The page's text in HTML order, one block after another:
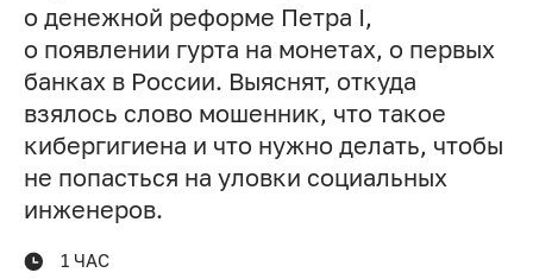
о денежной реформе Петра I,
о появлении гурта на монетах, о первых
банках в России. Выяснят, откуда
взялось слово мошенник, что такое
кибергигиена и что нужно делать, чтобы
не попасться на уловки социальных
инженеров.
1 ЧАС